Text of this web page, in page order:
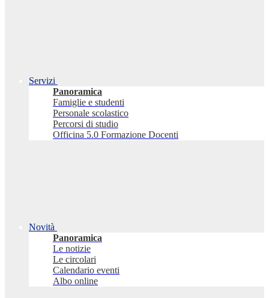
Servizi
Panoramica
Famiglie e studenti
Personale scolastico
Percorsi di studio
Officina 5.0 Formazione Docenti
Novità
Panoramica
Le notizie
Le circolari
Calendario eventi
Albo online